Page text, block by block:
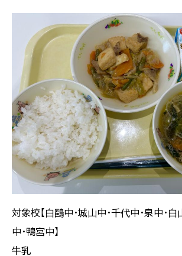
対象校【白鷗中・城山中・千代中・泉中・白
中・鴨宮中】
牛乳